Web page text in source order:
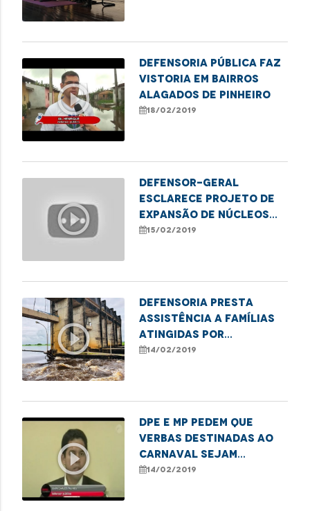
play_circle_outline
Defensoria Pública faz
vistoria em bairros
alagados de Pinheiro
18/02/2019
play_circle_outline
Defensor-geral
esclarece projeto de
expansão de núcleos
ecológicos e
15/02/2019
play_circle_outline
Defensoria presta
assistência a famílias
atingidas por
rompimento de
14/02/2019
play_circle_outline
DPE e MP pedem que
verbas destinadas ao
Carnaval sejam
encaminhadas à saúde
14/02/2019